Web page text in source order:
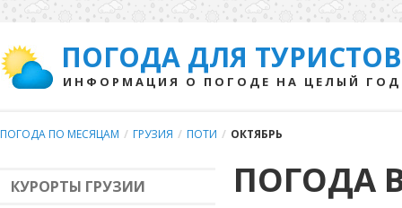
ПОГОДА ДЛЯ ТУРИСТОВ
ИНФОРМАЦИЯ О ПОГОДЕ НА ЦЕЛЫЙ ГОД
ПОГОДА ПО МЕСЯЦАМ / ГРУЗИЯ / ПОТИ / ОКТЯБРЬ
КУРОРТЫ ГРУЗИИ ПОГОДА